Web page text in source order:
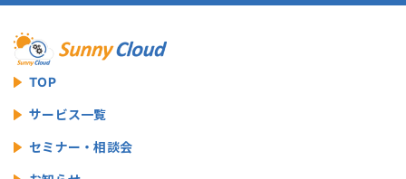
TOP
サービス一覧
セミナー・相談会